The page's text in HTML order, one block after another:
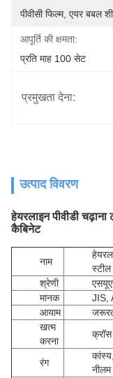
पीवीसी फिल्म, एयर बबल
आपूर्ति की क्षमता:
प्रति माह 100 सेट
प्रमुखता देना:
उत्पाद विवरण
हेयरलाइन पीवीडी
कैबिनेट
नाम
श्रेणी
मानक
JIS,
आयाम
खत्म
करना
क्रॉस
रंग
नीलम